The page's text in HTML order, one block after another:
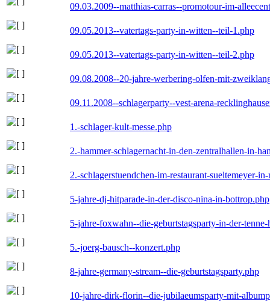
09.03.2009--matthias-carras--promotour-im-
09.05.2013--vatertags-party-in-witten--teil-1.php
09.05.2013--vatertags-party-in-witten--teil-2.php
09.08.2008--20-jahre-werbering-olfen-mit-
09.11.2008--schlagerparty--vest-arena-
1.-schlager-kult-messe.php
2.-hammer-schlagernacht-in-den-zentralhallen-in-
2.-schlagerstuendchen-im-restaurant-sueltemeyer-
5-jahre-dj-hitparade-in-der-disco-nina-in-bottrop.php
5-jahre-foxwahn--die-geburtstagsparty-in-der-tenne-
5.-joerg-bausch--konzert.php
8-jahre-germany-stream--die-geburtstagsparty.php
10-jahre-dirk-florin--die-jubilaeumsparty-mit-